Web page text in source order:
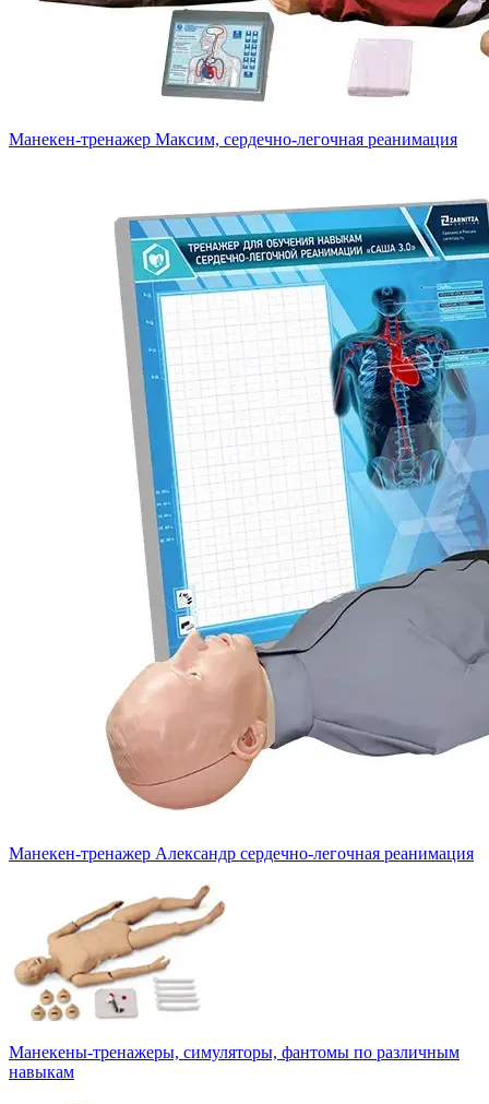
Манекен-тренажер Максим, сердечно-легочная реанимация
Манекен-тренажер Александр сердечно-легочная реанимация
Манекены-тренажеры, симуляторы, фантомы по различным
навыкам